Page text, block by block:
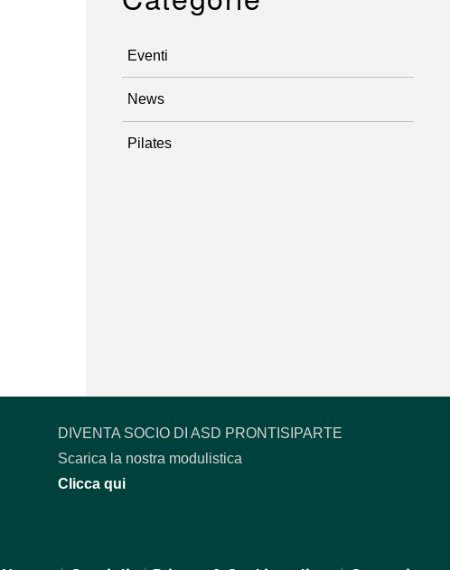
Eventi
News
Pilates
DIVENTA SOCIO DI ASD PRONTISIPARTE
Scarica la nostra modulistica
Clicca qui